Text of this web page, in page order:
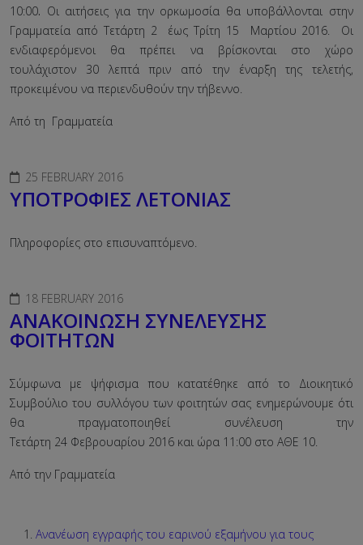
10:00. Οι αιτήσεις για την ορκωμοσία θα υποβάλλονται στην
Γραμματεία από Τετάρτη 2 έως Τρίτη 15 Μαρτίου 2016. Οι
ενδιαφερόμενοι θα πρέπει να βρίσκονται στο χώρο
τουλάχιστον 30 λεπτά πριν από την έναρξη της τελετής,
προκειμένου να περιενδυθούν την τήβεννο.
Aπό τη Γραμματεία
25 FEBRUARY 2016
ΥΠΟΤΡΟΦΙΕΣ ΛΕΤΟΝΙΑΣ
Πληροφορίες στο επισυναπτόμενο.
18 FEBRUARY 2016
ΑΝΑΚΟΙΝΩΣΗ ΣΥΝΕΛΕΥΣΗΣ
ΦΟΙΤΗΤΩΝ
Σύμφωνα με ψήφισμα που κατατέθηκε από το Διοικητικό
Συμβούλιο του συλλόγου των φοιτητών σας ενημερώνουμε ότι
θα πραγματοποιηθεί συνέλευση την
Τετάρτη 24 Φεβρουαρίου 2016 και ώρα 11:00 στο ΑΘΕ 10.
Από την Γραμματεία
Aνανέωση εγγραφής του εαρινού εξαμήνου για τους